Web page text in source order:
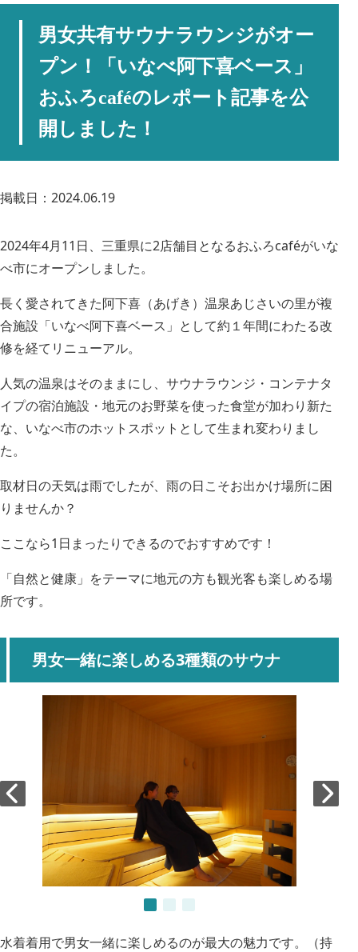
男女共有サウナラウンジがオー
プン！「いなべ阿下喜ベース」
おふろcaféのレポート記事を公
開しました！
掲載日：2024.06.19
2024年4月11日、三重県に2店舗目となるおふろcaféがいな
べ市にオープンしました。
長く愛されてきた阿下喜（あげき）温泉あじさいの里が複
合施設「いなべ阿下喜ベース」として約１年間にわたる改
修を経てリニューアル。
人気の温泉はそのままにし、サウナラウンジ・コンテナタ
イプの宿泊施設・地元のお野菜を使った食堂が加わり新た
な、いなべ市のホットスポットとして生まれ変わりまし
た。
取材日の天気は雨でしたが、雨の日こそお出かけ場所に困
りませんか？
ここなら1日まったりできるのでおすすめです！
「自然と健康」をテーマに地元の方も観光客も楽しめる場
所です。
男女一緒に楽しめる3種類のサウナ
水着着用で男女一緒に楽しめるのが最大の魅力です。（持